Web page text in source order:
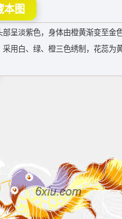
本图
呈淡紫色，身体由橙黄渐变至金
用白、绿、橙三色绣制，花蕊